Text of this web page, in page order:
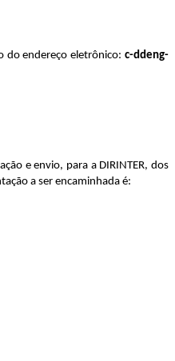
do endereço eletrônico: c-ddeng-
e envio, para a DIRINTER, dos
a ser encaminhada é: